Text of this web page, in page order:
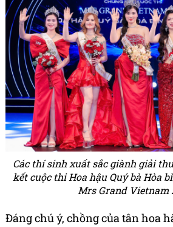
Các thí sinh xuất sắc giành giải
kết cuộc thi Hoa hậu Quý bà Hòa
Mrs Grand Vietnam
Đáng chú ý, chồng của tân hoa